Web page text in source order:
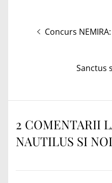
NavigareArticolul
Concurs NEMIRA:
Articolul
Sanctus
2 COMENTARII
NAUTILUS SI